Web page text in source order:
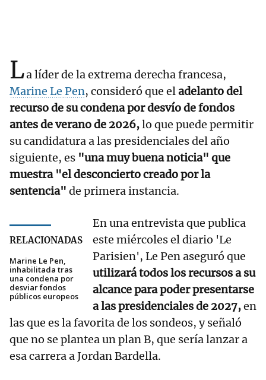
La líder de la extrema derecha francesa,
Marine Le Pen, consideró que eladelanto del
recurso de su condena por desvío de fondos
antes de verano de 2026,lo que puede permitir
su candidatura a las presidenciales del año
siguiente, es "una muy buena noticia" que
muestra "el desconcierto creado por la
sentencia" de primera instancia.
RELACIONADAS
Marine Le Pen,
inhabilitada tras
una condena por
desviar fondos
públicos europeos
En una entrevista que publica
este miércoles el diario 'Le
Parisien', Le Pen aseguró que
utilizará todos los recursos a su
alcance para poder presentarse
a las presidenciales de 2027,en
las que es la favorita de los sondeos, y señaló
que no se plantea un plan B, que sería lanzar a
esa carrera a Jordan Bardella.